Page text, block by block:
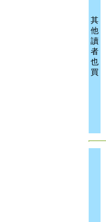
其
他
讀
者
也
買